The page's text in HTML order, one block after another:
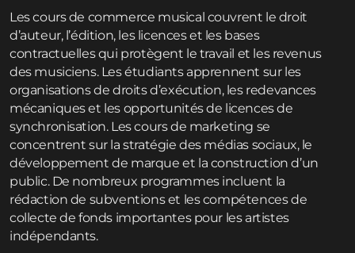
Les cours de commerce musical couvrent le droit
d’auteur, l’édition, les licences et les bases
contractuelles qui protègent le travail et les revenus
des musiciens. Les étudiants apprennent sur les
organisations de droits d’exécution, les redevances
mécaniques et les opportunités de licences de
synchronisation. Les cours de marketing se
concentrent sur la stratégie des médias sociaux, le
développement de marque et la construction d’un
public. De nombreux programmes incluent la
rédaction de subventions et les compétences de
collecte de fonds importantes pour les artistes
indépendants.